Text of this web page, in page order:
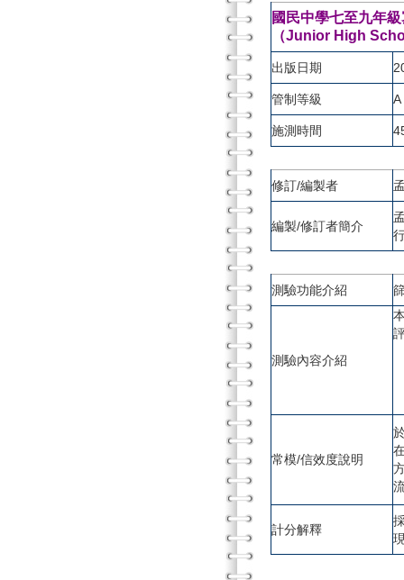
國民中學七至九年
（Junior High
出版日期
管制等級 A
施測時間
修訂/編製者
編製/修訂者簡介
測驗功能介紹
測驗內容介紹
常模/信效度說明
計分解釋